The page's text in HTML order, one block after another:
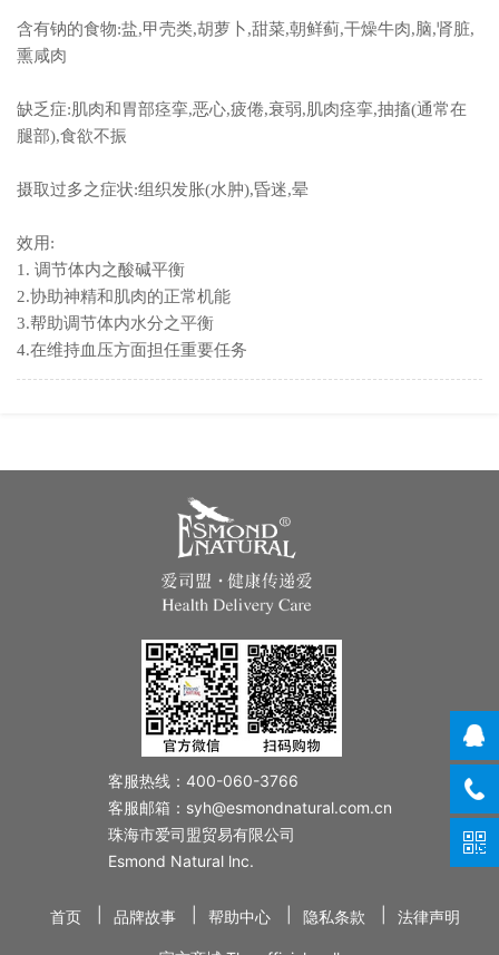
含有钠的食物:盐,甲壳类,胡萝卜,甜菜,朝鲜蓟,干燥牛肉,脑,肾脏,
熏咸肉
缺乏症:肌肉和胃部痉挛,恶心,疲倦,衰弱,肌肉痉挛,抽搐(通常在
腿部),食欲不振
摄取过多之症状:组织发胀(水肿),昏迷,晕
效用:
1. 调节体内之酸碱平衡
2.协助神精和肌肉的正常机能
3.帮助调节体内水分之平衡
4.在维持血压方面担任重要任务
客服热线：400-060-3766
客服邮箱：syh@esmondnatural.com.cn
珠海市爱司盟贸易有限公司
Esmond Natural lnc.
首页 品牌故事 帮助中心 隐私条款 法律声明